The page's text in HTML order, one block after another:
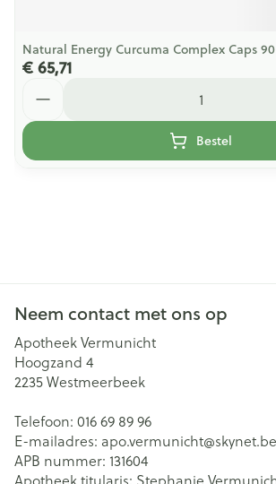
Natural Energy Curcuma Complex Caps 90
€ 65,71
Bestel
Neem contact met ons op
Apotheek Vermunicht
Hoogzand 4
2235Westmeerbeek
Telefoon: 016 69 89 96
E-mailadres: apo.vermunicht@skynet.be
APB nummer: 131604